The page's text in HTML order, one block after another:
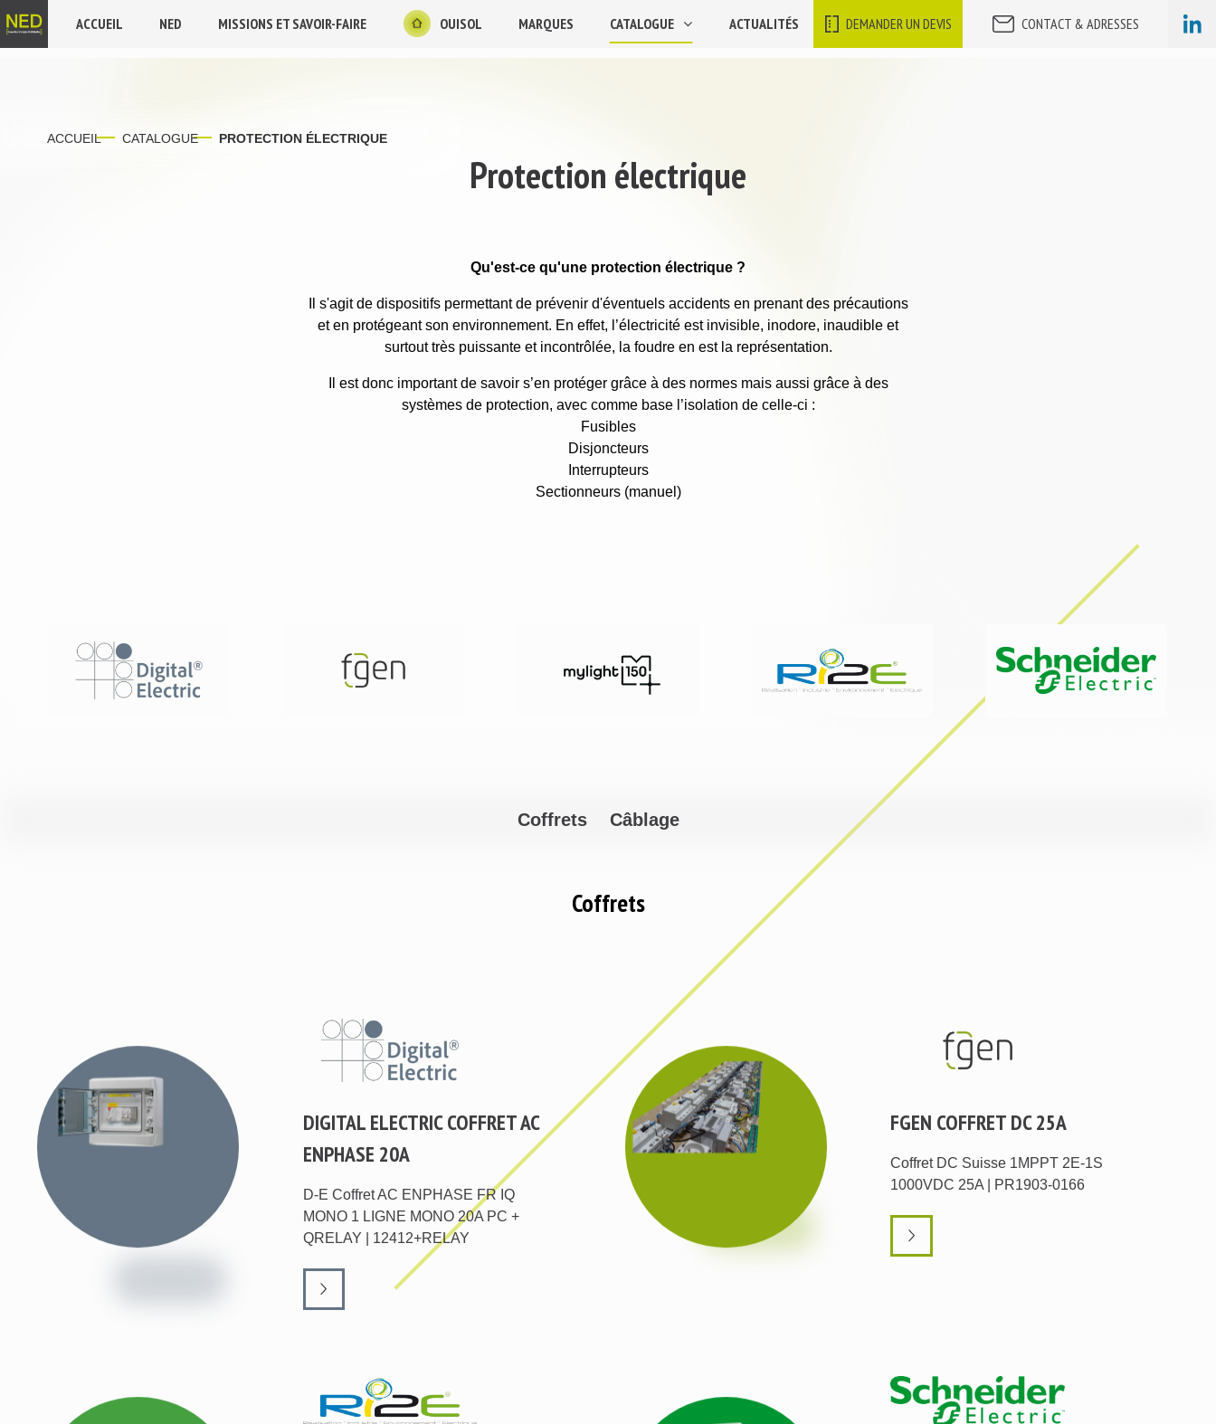
ACCUEIL NED MISSIONS ET SAVOIR-FAIRE OUISOL MARQUES CATALOGUE ACTUALITÉS DEMANDER UN DEVIS CONTACT & ADRESSES
ACCUEIL CATALOGUE PROTECTION ÉLECTRIQUE
Protection électrique
Qu'est-ce qu'une protection électrique ?
Il s'agit de dispositifs permettant de prévenir d'éventuels accidents en prenant des précautions
et en protégeant son environnement. En effet, l’électricité est invisible, inodore, inaudible et
surtout très puissante et incontrôlée, la foudre en est la représentation.
Il est donc important de savoir s’en protéger grâce à des normes mais aussi grâce à des
systèmes de protection, avec comme base l’isolation de celle-ci :
Fusibles
Disjoncteurs
Interrupteurs
Sectionneurs (manuel)
Coffrets Câblage
Coffrets
DIGITAL ELECTRIC COFFRET AC
ENPHASE 20A
D-E Coffret AC ENPHASE FR IQ
MONO 1 LIGNE MONO 20A PC +
QRELAY | 12412+RELAY
FGEN COFFRET DC 25A
Coffret DC Suisse 1MPPT 2E-1S
1000VDC 25A | PR1903-0166